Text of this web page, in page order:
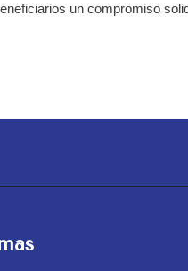
un compromiso